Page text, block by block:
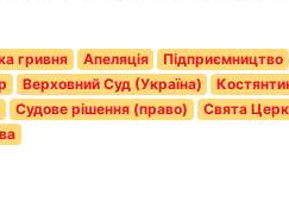
гривня Апеляція Підприємництво
Верховний Суд (Україна)
Судове рішення (право) Свята